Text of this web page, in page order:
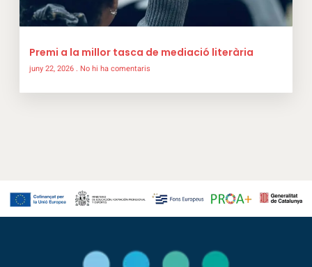
Premi a la millor tasca de mediació literària
juny 22, 2026 No hi ha comentaris